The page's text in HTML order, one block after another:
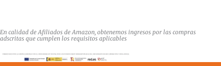
u
b
e
a
g
r
b
o
En calidad de Afiliados de Amazon, obtenemos ingresos por las compras
adscritas que cumplen los requisitos aplicables